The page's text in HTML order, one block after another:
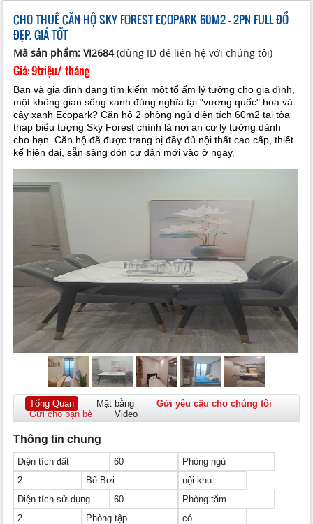
CHO THUÊ CĂN HỘ SKY FOREST ECOPARK 60M2 - 2PN FULL ĐỒ
ĐẸP. GIÁ TỐT
Mã sản phẩm: VI2684(dùng ID để liên hệ với chúng tôi)
Giá:9triệu/ tháng
Bạn và gia đình đang tìm kiếm một tổ ấm lý tưởng cho gia đình,
một không gian sống xanh đúng nghĩa tại "vương quốc" hoa và
cây xanh Ecopark? Căn hộ 2 phòng ngủ diện tích 60m2 tại tòa
tháp biểu tượng Sky Forest chính là nơi an cư lý tưởng dành
cho bạn. Căn hộ đã được trang bị đầy đủ nội thất cao cấp, thiết
kế hiện đại, sẵn sàng đón cư dân mới vào ở ngay.
Tổng Quan Mặt bằng
Gửi yêu cầu cho chúng tôi
Gửi cho bạn bè
Video
Thông tin chung
Diện tích đất 60
Phòng ngủ
2
Bể Bơi
nội khu
Diện tích sử dụng
60
Phòng tắm
2
Phòng tập
có